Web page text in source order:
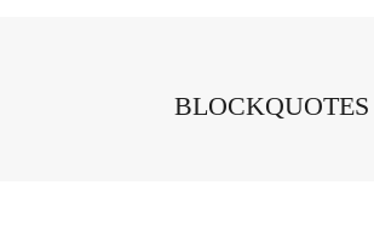
BLOCKQUOTES